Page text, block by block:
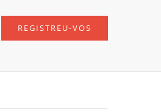
REGISTREU-VOS